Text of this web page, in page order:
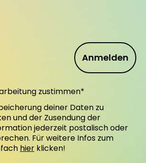
Anmelden
zustimmen*
deiner Daten zu
und der Zusendung der
jederzeit postalisch oder
Für weitere Infos zum
hier klicken!